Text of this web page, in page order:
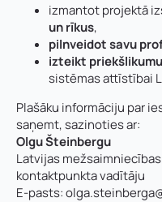
izmantot projektā
un rīkus,
pilnveidot savu
izteikt
sistēmas attīstībai
Plašāku informāciju par
saņemt, sazinoties ar:
Olgu Šteinbergu
Latvijas
kontaktpunkta vadītāju
E-pasts: